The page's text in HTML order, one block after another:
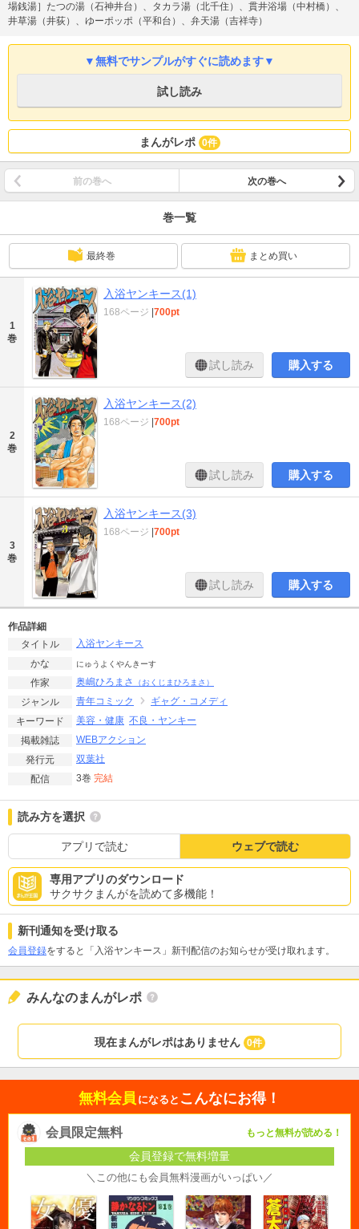
場銭湯］たつの湯（石神井台）、タカラ湯（北千住）、貫井浴場（中村橋）、
井草湯（井荻）、ゆーポッポ（平和台）、弁天湯（吉祥寺）
▼無料でサンプルがすぐに読めます▼
試し読み
まんがレポ 0件
前の巻へ 次の巻へ
巻一覧
最終巻 まとめ買い
1
巻
入浴ヤンキース(1)
168ページ 700pt
試し読み 購入する
2
巻
入浴ヤンキース(2)
168ページ 700pt
試し読み 購入する
3
巻
入浴ヤンキース(3)
168ページ 700pt
試し読み 購入する
作品詳細
タイトル
入浴ヤンキース
かな
にゅうよくやんきーす
作家 奥嶋ひろまさ （おくじまひろまさ）
ジャンル 青年コミック
ギャグ・コメディ
キーワード
美容・健康 不良・ヤンキー
掲載雑誌
WEBアクション
発行元
双葉社
配信
3巻 完結
読み方を選択
アプリで読む ウェブで読む
専用アプリのダウンロード
サクサクまんがを読めて多機能！
新刊通知を受け取る
会員登録をすると「入浴ヤンキース」新刊配信のお知らせが受け取れます。
みんなのまんがレポ
現在まんがレポはありません 0件
無料会員 になると こんなにお得！
会員限定無料 もっと無料が読める！
会員登録で無料増量
＼この他にも会員無料漫画がいっぱい／